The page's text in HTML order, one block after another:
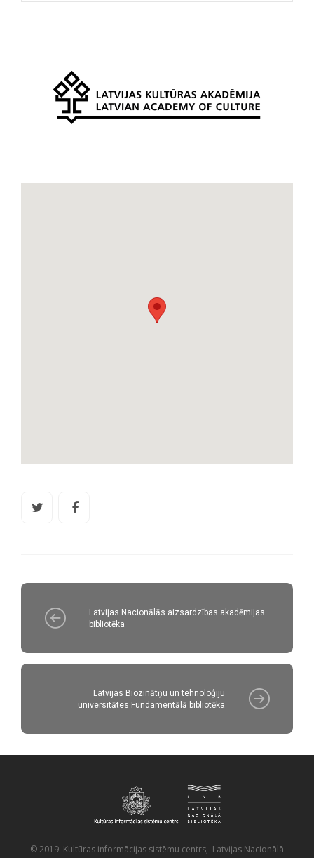
Latvijas Nacionālās aizsardzības akadēmijas
bibliotēka
Latvijas Biozinātņu un tehnoloģiju
universitātes Fundamentālā bibliotēka
© 2019 Kultūras informācijas sistēmu centrs, Latvijas Nacionālā